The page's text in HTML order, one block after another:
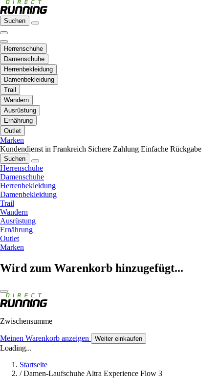
Suchen
Herrenschuhe
Damenschuhe
Herrenbekleidung
Damenbekleidung
Trail
Wandern
Ausrüstung
Ernährung
Outlet
Marken
Kundendienst in Frankreich Sichere Zahlung Einfache Rückgabe
Suchen
Herrenschuhe
Damenschuhe
Herrenbekleidung
Damenbekleidung
Trail
Wandern
Ausrüstung
Ernährung
Outlet
Marken
Wird zum Warenkorb hinzugefügt...
Zwischensumme
Meinen Warenkorb anzeigen Weiter einkaufen
Loading...
Startseite
/ Damen-Laufschuhe Altra Experience Flow 3